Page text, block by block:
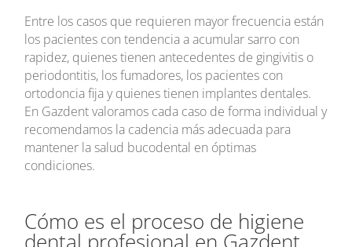
Entre los casos que requieren mayor frecuencia están
los pacientes con tendencia a acumular sarro con
rapidez, quienes tienen antecedentes de gingivitis o
periodontitis, los fumadores, los pacientes con
ortodoncia fija y quienes tienen implantes dentales.
En Gazdent valoramos cada caso de forma individual y
recomendamos la cadencia más adecuada para
mantener la salud bucodental en óptimas
condiciones.
Cómo es el proceso de higiene